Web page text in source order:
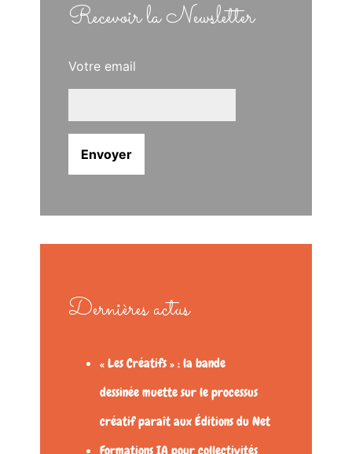
Recevoir la Newsletter
Votre email
Dernières actus
« Les Créatifs » : la bande
dessinée muette sur le processus
créatif paraît aux Éditions du Net
Formations IA pour collectivités